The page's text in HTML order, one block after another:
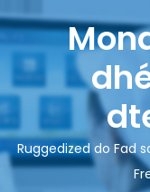
Ruggedized do Fad